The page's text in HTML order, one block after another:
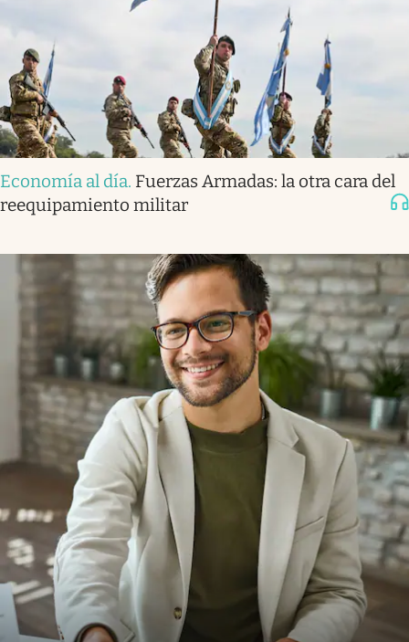
Economía al día. Fuerzas Armadas: la otra cara del
reequipamiento militar